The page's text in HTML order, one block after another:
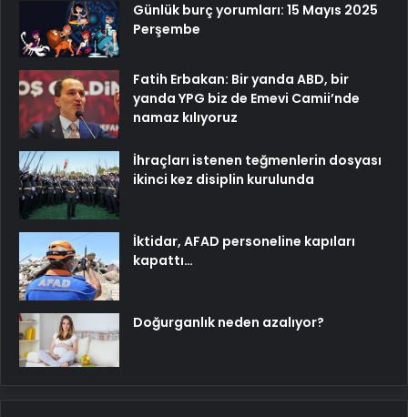
Günlük burç yorumları: 15 Mayıs 2025
Perşembe
Fatih Erbakan: Bir yanda ABD, bir
yanda YPG biz de Emevi Camii’nde
namaz kılıyoruz
İhraçları istenen teğmenlerin dosyası
ikinci kez disiplin kurulunda
İktidar, AFAD personeline kapıları
kapattı…
Doğurganlık neden azalıyor?